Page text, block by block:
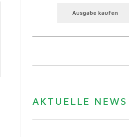
Ausgabe kaufen
AKTUELLE NEWS